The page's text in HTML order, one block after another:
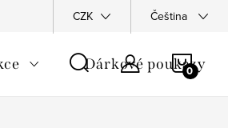
ochrany osobních údajů Moje
CZK Čeština
Dárkové poukazy